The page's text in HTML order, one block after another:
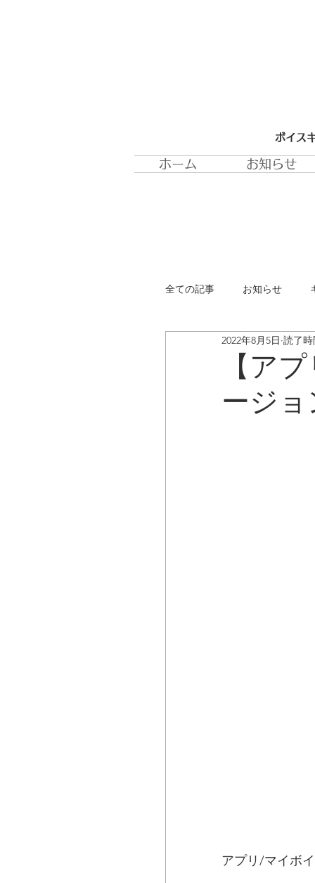
ボイス
ホーム お知らせ
全ての記事 お知らせ
ボイスキャディ/アップデ
お客様の声 コラム
【ア
ージ
2022年8月5日 読了
アプリ/マイボ